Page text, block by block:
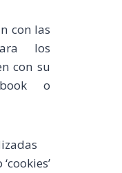
con las
los
con su
o